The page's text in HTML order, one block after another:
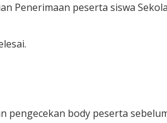
Penerimaan peserta siswa
pengecekan body peserta